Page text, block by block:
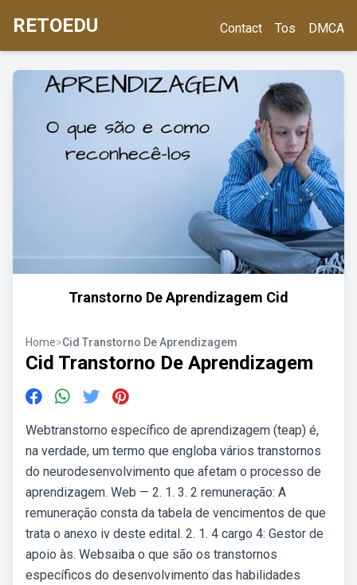
RETOEDU Contact Tos DMCA
Transtorno De Aprendizagem Cid
Home>Cid Transtorno De Aprendizagem
Cid Transtorno De Aprendizagem
Webtranstorno específico de aprendizagem (teap) é,
na verdade, um termo que engloba vários transtornos
do neurodesenvolvimento que afetam o processo de
aprendizagem. Web — 2. 1. 3. 2 remuneração: A
remuneração consta da tabela de vencimentos de que
trata o anexo iv deste edital. 2. 1. 4 cargo 4: Gestor de
apoio às. Websaiba o que são os transtornos
específicos do desenvolvimento das habilidades